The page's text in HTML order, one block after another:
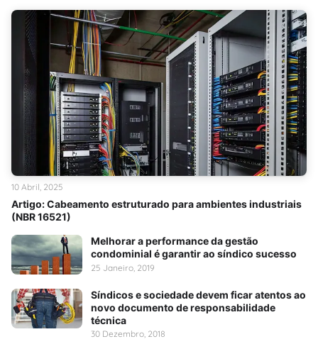
Artigo: Cabeamento estruturado para ambientes industriais
(NBR 16521)
10 Abril, 2025
Melhorar a performance da gestão
condominial é garantir ao síndico sucesso
25 Janeiro, 2019
Síndicos e sociedade devem ficar atentos ao
novo documento de responsabilidade
técnica
30 Dezembro, 2018